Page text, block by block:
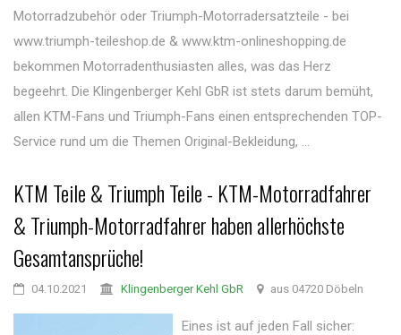
Motorradzubehör oder Triumph-Motorradersatzteile - bei
www.triumph-teileshop.de & www.ktm-onlineshopping.de
bekommen Motorradenthusiasten alles, was das Herz
begeehrt. Die Klingenberger Kehl GbR ist stets darum bemüht,
allen KTM-Fans und Triumph-Fans einen entsprechenden TOP-
Service rund um die Themen Original-Bekleidung, ...
KTM Teile & Triumph Teile - KTM-Motorradfahrer
& Triumph-Motorradfahrer haben allerhöchste
Gesamtansprüche!
04.10.2021 Klingenberger Kehl GbR aus 04720 Döbeln
Eines ist auf jeden Fall sicher: